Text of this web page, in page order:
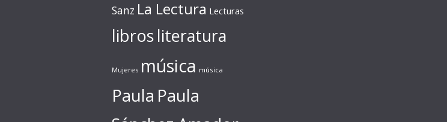
Sanz La Lectura Lecturas
librosliteratura
Mujeres música música
Paula Paula